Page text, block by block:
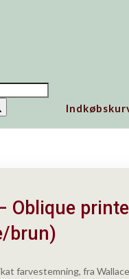
Oblique
brun)
farvestemning, fra Wallace